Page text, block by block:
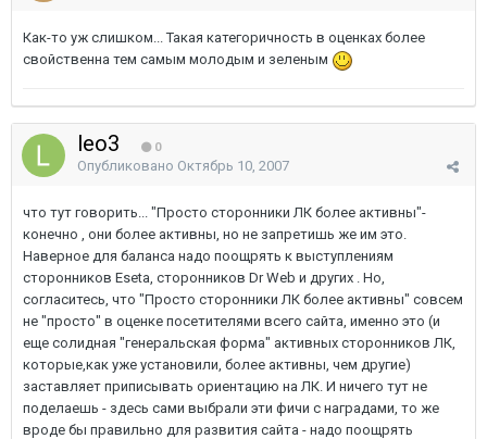
Как-то уж слишком... Такая категоричность в оценках более
свойственна тем самым молодым и зеленым
leo3 0
Опубликовано Октябрь 10, 2007
что тут говорить... "Просто сторонники ЛК более активны"-
конечно , они более активны, но не запретишь же им это.
Наверное для баланса надо поощрять к выступлениям
сторонников Eseta, сторонников Dr Web и других . Но,
согласитесь, что "Просто сторонники ЛК более активны" совсем
не "просто" в оценке посетителями всего сайта, именно это (и
еще солидная "генеральская форма" активных сторонников ЛК,
которые,как уже установили, более активны, чем другие)
заставляет приписывать ориентацию на ЛК. И ничего тут не
поделаешь - здесь сами выбрали эти фичи с наградами, то же
вроде бы правильно для развития сайта - надо поощрять